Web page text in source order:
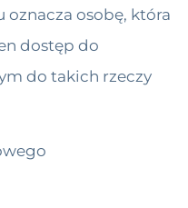
osobę, która
dostęp do
do takich rzeczy